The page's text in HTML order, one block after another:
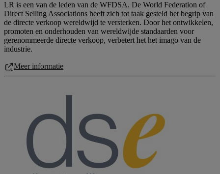
LR is een van de leden van de WFDSA. De World Federation of
Direct Selling Associations heeft zich tot taak gesteld het begrip van
de directe verkoop wereldwijd te versterken. Door het ontwikkelen,
promoten en onderhouden van wereldwijde standaarden voor
gerenommeerde directe verkoop, verbetert het het imago van de
industrie.
Meer informatie